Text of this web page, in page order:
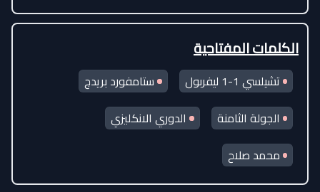
الكلمات المفتاحية
تشيلسي 1-1 ليفربول
ستامفورد بريدج
الجولة الثامنة
الدوري الانكليزي
محمد صلاح